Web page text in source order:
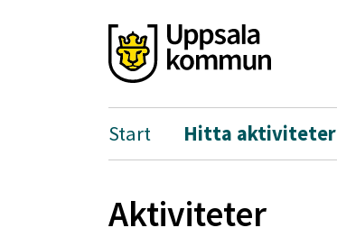
Start Hitta aktiviteter
Aktiviteter